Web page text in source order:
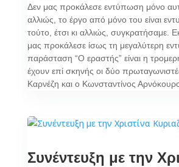
Δεν μας προκάλεσε εντύπωση μόνο
αλλιώς, το έργο από μόνο του είναι
τούτο, έτσι κι αλλιώς, συγκρατήσαμε.
μας προκάλεσε ίσως τη μεγαλύτερη
παράσταση “Ο εραστής” είναι η
έχουν επί σκηνής οι δύο
Καρνέζη και ο Κωνσταντίνος
Συνέντευξη με την